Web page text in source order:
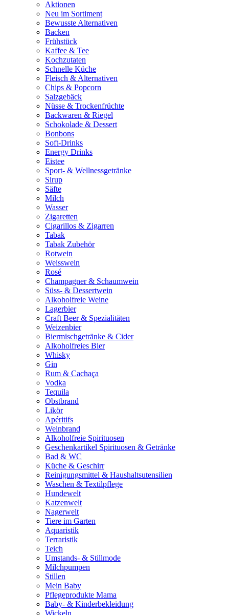
Aktionen
Neu im Sortiment
Bewusste Alternativen
Backen
Frühstück
Kaffee & Tee
Kochzutaten
Schnelle Küche
Fleisch & Alternativen
Chips & Popcorn
Salzgebäck
Nüsse & Trockenfrüchte
Backwaren & Riegel
Schokolade & Dessert
Bonbons
Soft-Drinks
Energy Drinks
Eistee
Sport- & Wellnessgetränke
Sirup
Säfte
Milch
Wasser
Zigaretten
Cigarillos & Zigarren
Tabak
Tabak Zubehör
Rotwein
Weisswein
Rosé
Champagner & Schaumwein
Süss- & Dessertwein
Alkoholfreie Weine
Lagerbier
Craft Beer & Spezialitäten
Weizenbier
Biermischgetränke & Cider
Alkoholfreies Bier
Whisky
Gin
Rum & Cachaça
Vodka
Tequila
Obstbrand
Likör
Apéritifs
Weinbrand
Alkoholfreie Spirituosen
Geschenkartikel Spirituosen & Getränke
Bad & WC
Küche & Geschirr
Reinigungsmittel & Haushaltsutensilien
Waschen & Textilpflege
Hundewelt
Katzenwelt
Nagerwelt
Tiere im Garten
Aquaristik
Terraristik
Teich
Umstands- & Stillmode
Milchpumpen
Stillen
Mein Baby
Pflegeprodukte Mama
Baby- & Kinderbekleidung
Wickeln